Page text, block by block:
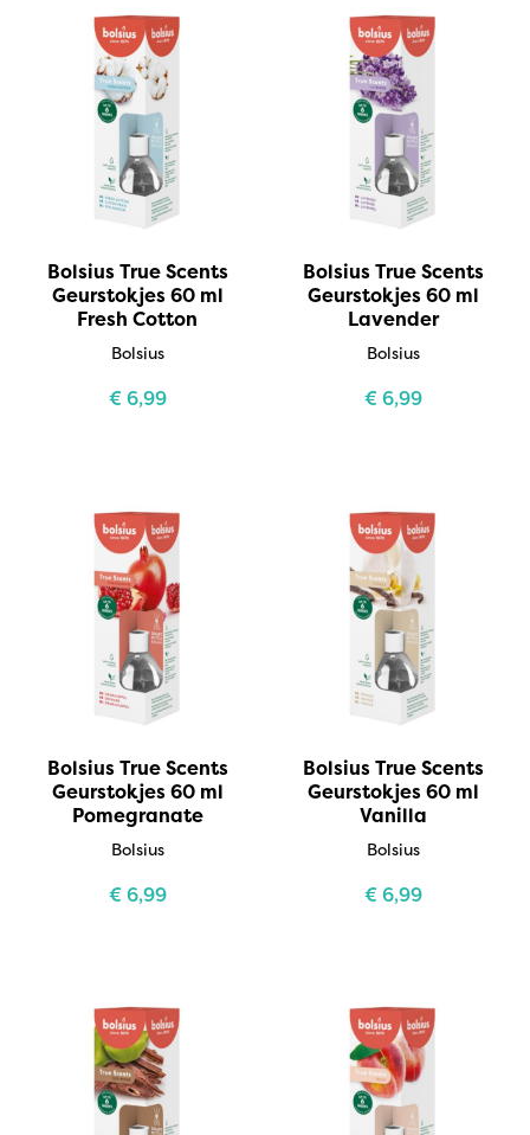
Bolsius True Scents
Geurstokjes 60 ml
Fresh Cotton
Bolsius
€6,99
Bolsius True Scents
Geurstokjes 60 ml
Lavender
Bolsius
€6,99
Bolsius True Scents
Geurstokjes 60 ml
Pomegranate
Bolsius
€6,99
Bolsius True Scents
Geurstokjes 60 ml
Vanilla
Bolsius
€6,99